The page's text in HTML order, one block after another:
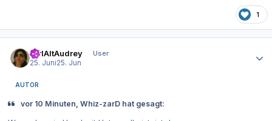
1
CtrlAltAudrey
User
25. Juni25. Jun
AUTOR
vor 10 Minuten, Whiz-zarD hat gesagt: